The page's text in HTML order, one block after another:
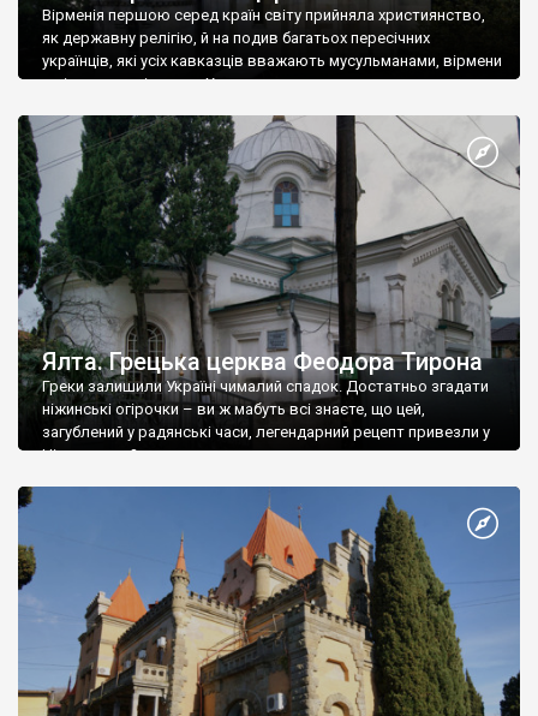
Вірменія першою серед країн світу прийняла християнство,
як державну релігію, й на подив багатьох пересічних
українців, які усіх кавказців вважають мусульманами, вірмени
є відданими вірянами Христа
Ялта. Грецька церква Феодора Тирона
Греки залишили Україні чималий спадок. Достатньо згадати
ніжинські огірочки – ви ж мабуть всі знаєте, що цей,
загублений у радянські часи, легендарний рецепт привезли у
Ніжин греки?